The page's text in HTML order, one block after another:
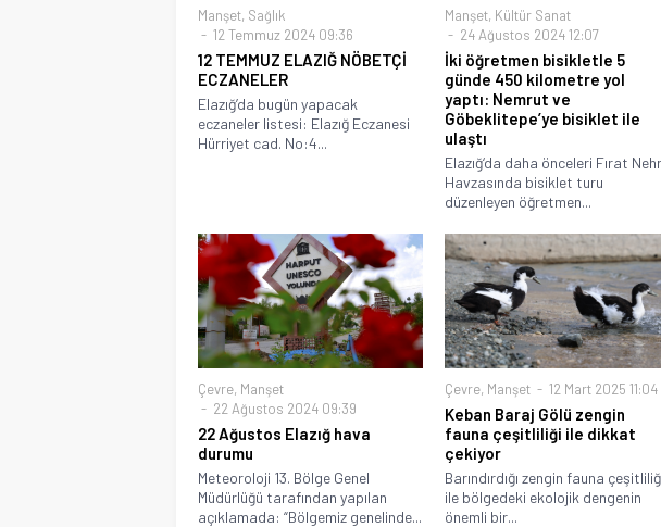
Manşet, Sağlık
12 Temmuz 2024 09:36
12 TEMMUZ ELAZIĞ NÖBETÇİ
ECZANELER
Elazığ’da bugün yapacak
eczaneler listesi: Elazığ Eczanesi
Hürriyet cad. No:4...
Manşet, Kültür Sanat
24 Ağustos 2024 12:07
İki öğretmen bisikletle 5
günde 450 kilometre yol
yaptı: Nemrut ve
Göbeklitepe’ye bisiklet ile
ulaştı
Elazığ‘da daha önceleri Fırat
Havzasında bisiklet turu
düzenleyen öğretmen...
Çevre, Manşet
22 Ağustos 2024 09:39
22 Ağustos Elazığ hava
durumu
Meteoroloji 13. Bölge Genel
Müdürlüğü tarafından yapılan
açıklamada: “Bölgemiz genelinde...
Çevre, Manşet 12 Mart 2025 11:04
Keban Baraj Gölü zengin
fauna çeşitliliği ile dikkat
çekiyor
Barındırdığı zengin fauna
ile bölgedeki ekolojik dengenin
önemli bir...